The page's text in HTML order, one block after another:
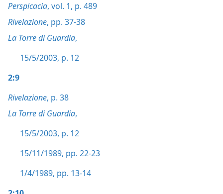
Perspicacia, vol. 1, p. 489
Rivelazione, pp. 37-38
La Torre di Guardia,
15/5/2003, p. 12
2:9
Rivelazione, p. 38
La Torre di Guardia,
15/5/2003, p. 12
15/11/1989, pp. 22-23
1/4/1989, pp. 13-14